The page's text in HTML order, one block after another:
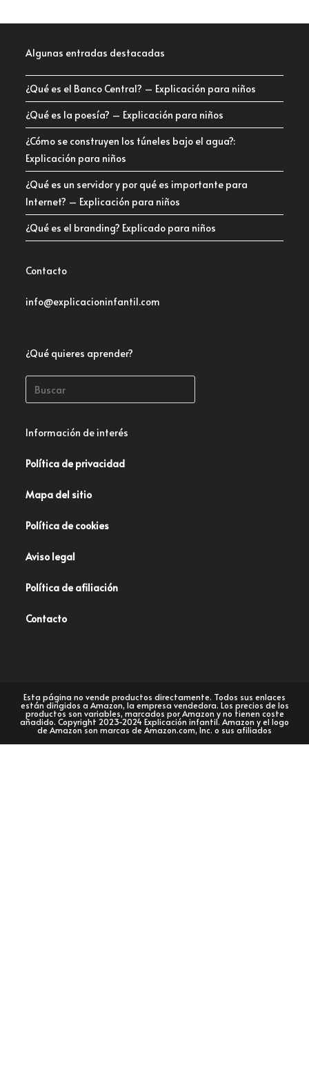
Algunas entradas destacadas
¿Qué es el Banco Central? – Explicación para niños
¿Qué es la poesía? – Explicación para niños
¿Cómo se construyen los túneles bajo el agua?:
Explicación para niños
¿Qué es un servidor y por qué es importante para
Internet? – Explicación para niños
¿Qué es el branding? Explicado para niños
Contacto
info@explicacioninfantil.com
¿Qué quieres aprender?
Información de interés
Política de privacidad
Mapa del sitio
Política de cookies
Aviso legal
Política de afiliación
Contacto
Esta página no vende productos directamente. Todos sus enlaces
están dirigidos a Amazon, la empresa vendedora. Los precios de los
productos son variables, marcados por Amazon y no tienen coste
añadido. Copyright 2023-2024 Explicación infantil. Amazon y el logo
de Amazon son marcas de Amazon.com, Inc. o sus afiliados